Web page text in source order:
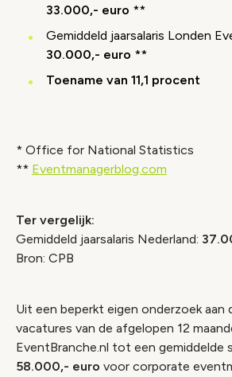
33.000,- euro **
Gemiddeld jaarsalaris Londen
30.000,- euro **
Toename van 11,1 procent
* Office for National Statistics
** Eventmanagerblog.com
Ter vergelijk:
Gemiddeld jaarsalaris Nederland:
Bron: CPB
Uit een beperkt eigen onderzoek aan
vacatures van de afgelopen 12
EventBranche.nl tot een gemiddelde
58.000,- euro voor corporate